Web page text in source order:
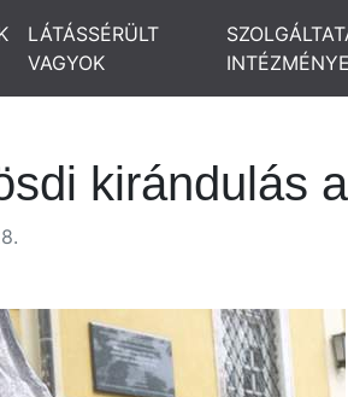
LÁTÁSSÉRÜLT
VAGYOK
kirándulás